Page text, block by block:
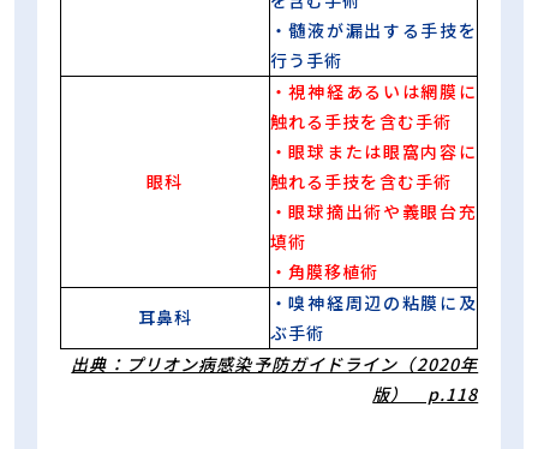
・髄液が漏出する手技を
行う手術
眼科
・視神経あるいは網膜に
触れる手技を含む手術
・眼球または眼窩内容に
触れる手技を含む手術
・眼球摘出術や義眼台充
填術
・角膜移植術
耳鼻科
・嗅神経周辺の粘膜に及
ぶ手術
出典：プリオン病感染予防ガイドライン（2020年
版） p.118